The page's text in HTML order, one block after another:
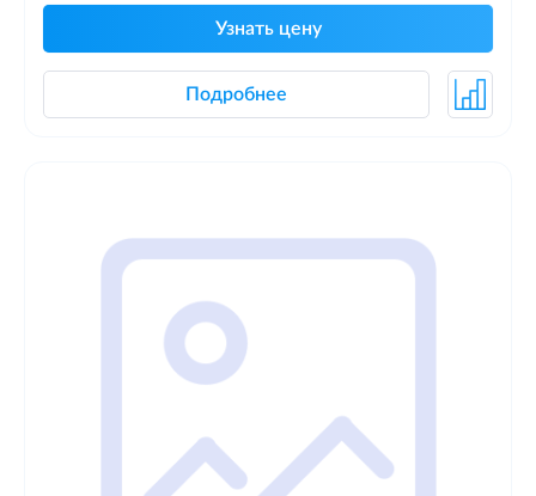
Узнать цену
Подробнее